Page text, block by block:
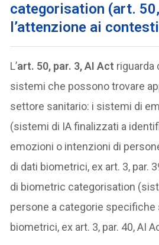
categorisation (art.
l’attenzione ai
L’art. 50, par. 3, AI Act riguarda
sistemi che possono trovare
settore sanitario: i sistemi di
(sistemi di IA finalizzati a
emozioni o intenzioni di
di dati biometrici, ex art. 3, par.
di biometric categorisation
persone a categorie specifiche
biometrici, ex art. 3, par. 40, AI